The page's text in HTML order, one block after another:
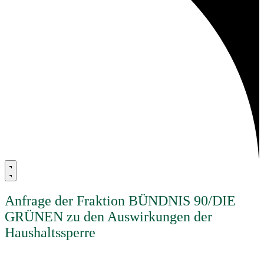
Anfrage der Fraktion BÜNDNIS 90/DIE
GRÜNEN zu den Auswirkungen der
Haushaltssperre